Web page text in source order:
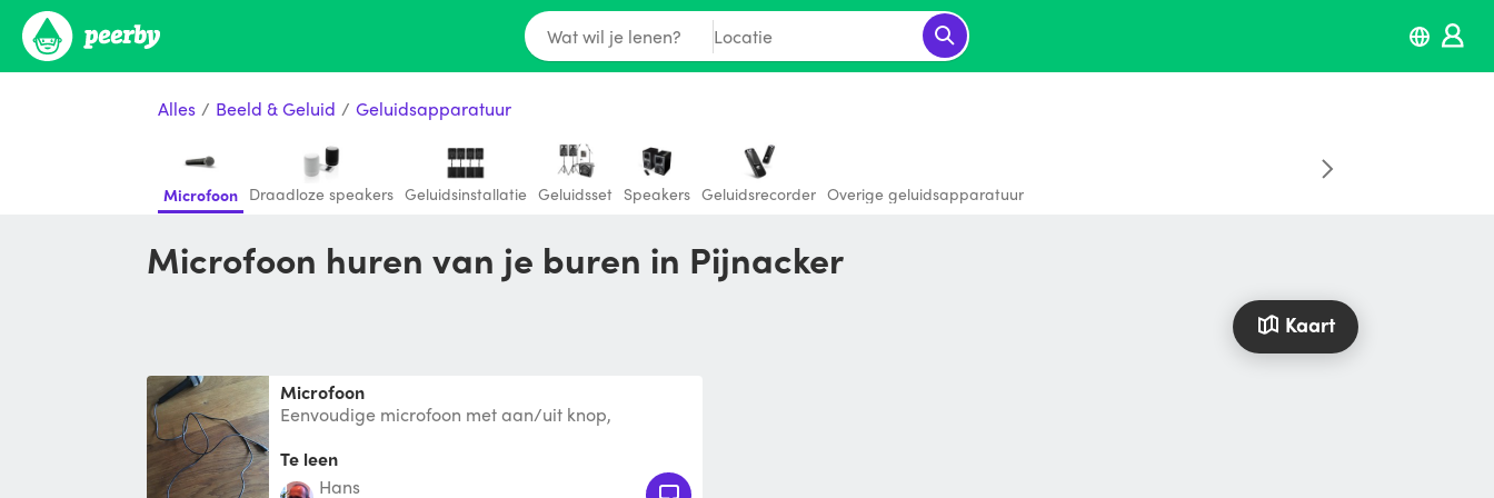
Wat wil je lenen? Locatie
Alles / Beeld & Geluid / Geluidsapparatuur
Microfoon Draadloze speakers Geluidsinstallatie Geluidsset Speakers Geluidsrecorder Overige geluidsapparatuur
Microfoon huren van je buren in Pijnacker
Kaart
Microfoon
Eenvoudige microfoon met aan/uit knop,
Te leen
Hans